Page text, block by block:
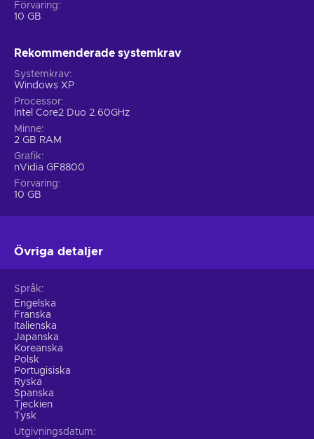
Förvaring
10 GB
Rekommenderade systemkrav
Systemkrav
Windows XP
Processor
Intel Core2 Duo 2.60GHz
Minne
2 GB RAM
Grafik
nVidia GF8800
Förvaring
10 GB
Övriga detaljer
Språk
Engelska
Franska
Italienska
Japanska
Koreanska
Polsk
Portugisiska
Ryska
Spanska
Tjeckien
Tysk
Utgivningsdatum